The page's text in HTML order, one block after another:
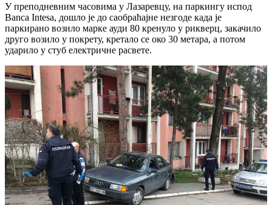
У преподневним часовима у Лазаревцу, на паркингу испод
Banca Intesa, дошло је до саобраћајне незгоде када је
паркирано возило марке ауди 80 кренуло у рикверц, закачило
друго возило у покрету, кретало се око 30 метара, а потом
ударило у стуб електричне расвете.